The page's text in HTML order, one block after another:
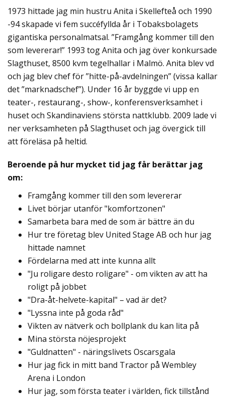
1973 hittade jag min hustru Anita i Skellefteå och 1990
-94 skapade vi fem succéfyllda år i Tobaksbolagets
gigantiska personalmatsal. ”Framgång kommer till den
som levererar!” 1993 tog Anita och jag över konkursade
Slagthuset, 8500 kvm tegelhallar i Malmö. Anita blev vd
och jag blev chef för ”hitte-på-avdelningen” (vissa kallar
det ”marknadschef”). Under 16 år byggde vi upp en
teater-, restaurang-, show-, konferensverksamhet i
huset och Skandinaviens största nattklubb. 2009 lade vi
ner verksamheten på Slagthuset och jag övergick till
att föreläsa på heltid.
Beroende på hur mycket tid jag får berättar jag
om:
Framgång kommer till den som levererar
Livet börjar utanför "komfortzonen"
Samarbeta bara med de som är bättre än du
Hur tre företag blev United Stage AB och hur jag
hittade namnet
Fördelarna med att inte kunna allt
"Ju roligare desto roligare" - om vikten av att ha
roligt på jobbet
"Dra-åt-helvete-kapital" – vad är det?
"Lyssna inte på goda råd"
Vikten av nätverk och bollplank du kan lita på
Mina största nöjesprojekt
"Guldnatten" - näringslivets Oscarsgala
Hur jag fick in mitt band Tractor på Wembley
Arena i London
Hur jag, som första teater i världen, fick tillstånd